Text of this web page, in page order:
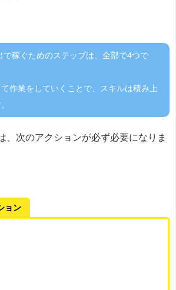
で稼ぐためのステップは、全部で4つで
て作業をしていくことで、スキルは積み上
、次のアクションが必ず必要になりま
ョン